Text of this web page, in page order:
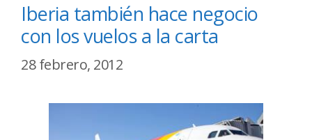
Iberia también hace negocio
con los vuelos a la carta
28 febrero, 2012